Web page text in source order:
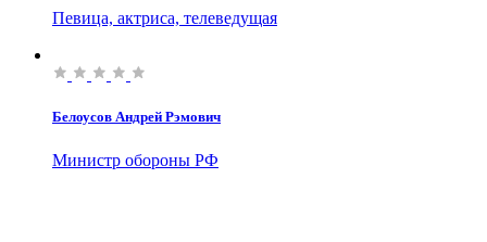
Певица, актриса, телеведущая
Белоусов Андрей Рэмович
Министр обороны РФ